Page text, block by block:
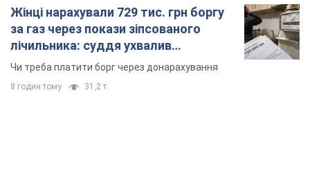
Жінці нарахували 729 тис. грн боргу
за газ через покази зіпсованого
лічильника: суддя ухвалив
неочікуване рішення
Чи треба платити борг через донарахування
8 годин тому 31,2 т.